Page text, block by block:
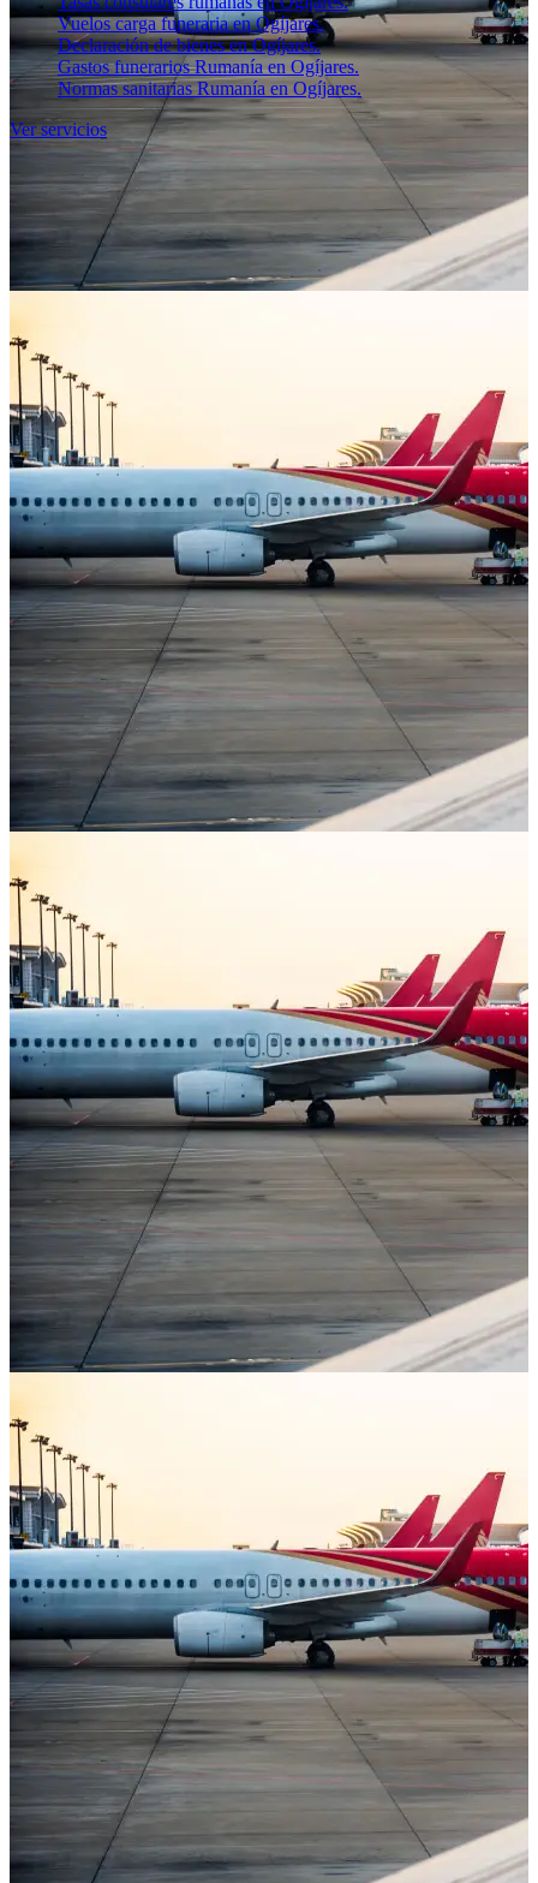
Vuelos carga funeraria en Ogíjares.
Declaración de bienes en Ogíjares.
Gastos funerarios Rumanía en Ogíjares.
Normas sanitarias Rumanía en Ogíjares.
Ver servicios